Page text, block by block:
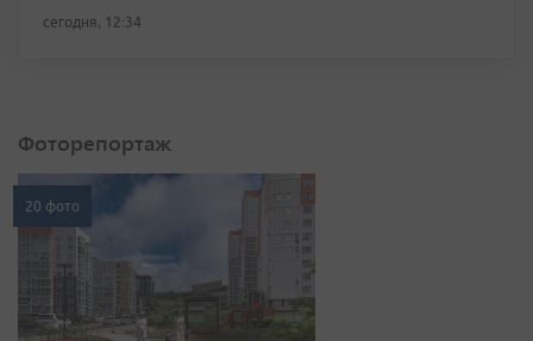
сегодня, 12:34
Фоторепортаж
20 фото